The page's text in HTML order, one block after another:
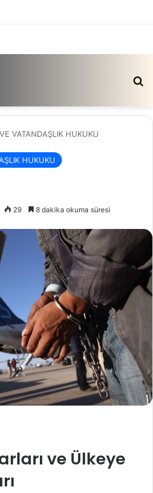
Nedir?
VATANDAŞLIK HUKUKU
HUKUKU
29 8 dakika okuma süresi
ve Ülkeye